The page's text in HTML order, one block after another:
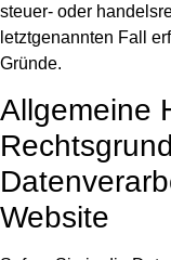
steuer- oder
letztgenannten Fall
Gründe.
Allgemeine
Website